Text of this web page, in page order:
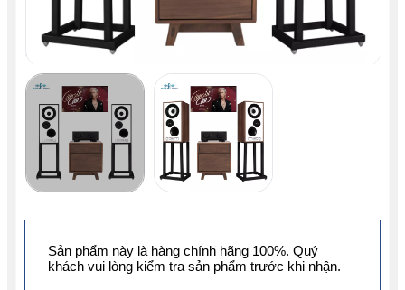
Sản phẩm này là hàng chính hãng 100%. Quý
khách vui lòng kiểm tra sản phẩm trước khi nhận.